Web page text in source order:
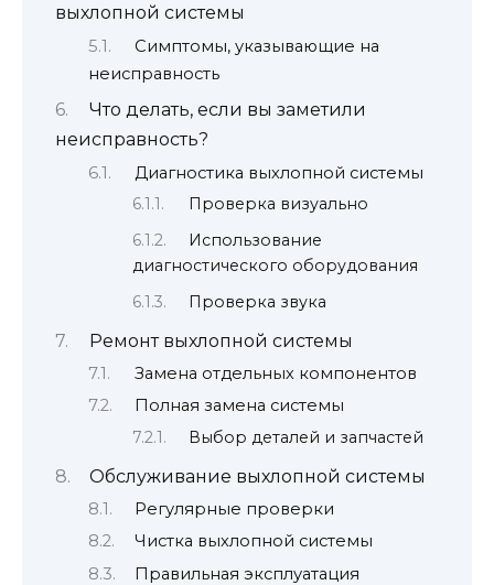
выхлопной системы
Симптомы, указывающие на
неисправность
Что делать, если вы заметили
неисправность?
Диагностика выхлопной системы
Проверка визуально
Использование
диагностического оборудования
Проверка звука
Ремонт выхлопной системы
Замена отдельных компонентов
Полная замена системы
Выбор деталей и запчастей
Обслуживание выхлопной системы
Регулярные проверки
Чистка выхлопной системы
Правильная эксплуатация